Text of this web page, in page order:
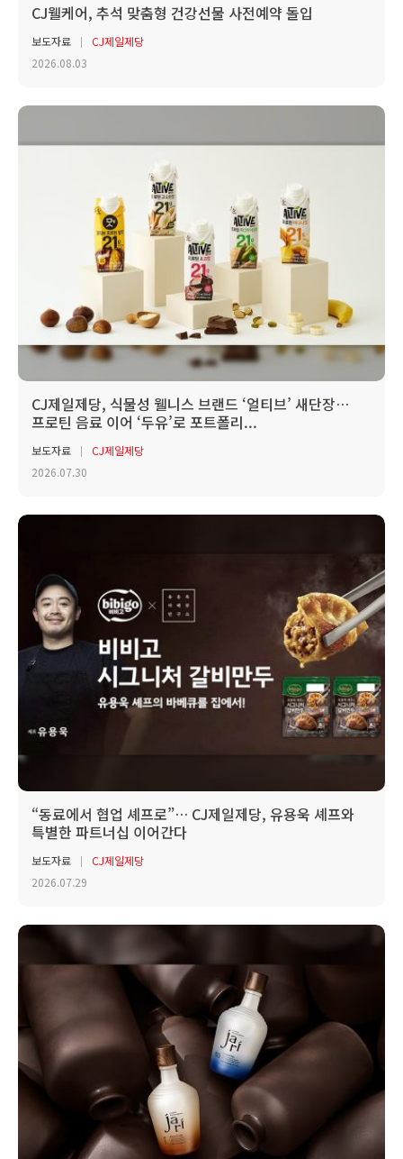
CJ웰케어, 추석 맞춤형 건강선물 사전예약 돌입
보도자료
CJ제일제당
2026.08.03
CJ제일제당, 식물성 웰니스 브랜드 ‘얼티브’ 새단장…
프로틴 음료 이어 ‘두유’로 포트폴리...
보도자료
CJ제일제당
2026.07.30
“동료에서 협업 셰프로”… CJ제일제당, 유용욱 셰프와
특별한 파트너십 이어간다
보도자료
CJ제일제당
2026.07.29